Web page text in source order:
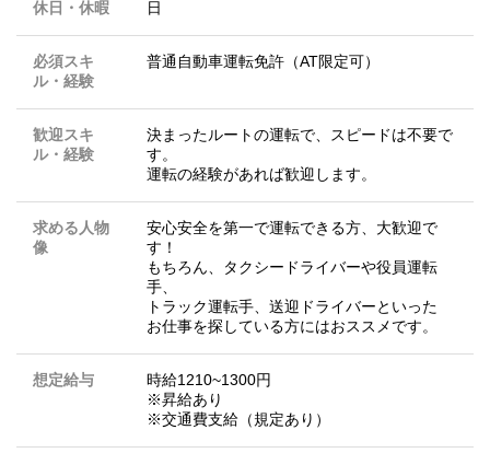
休日・休暇 日
必須スキ
ル・経験
普通自動車運転免許（AT限定可）
歓迎スキ
ル・経験
決まったルートの運転で、スピードは不要で
す。
運転の経験があれば歓迎します。
求める人物
像
安心安全を第一で運転できる方、大歓迎で
す！
もちろん、タクシードライバーや役員運転
手、
トラック運転手、送迎ドライバーといった
お仕事を探している方にはおススメです。
想定給与
時給1210~1300円
※昇給あり
※交通費支給（規定あり）